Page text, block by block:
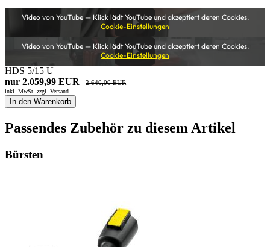
Video von YouTube — Klick lädt YouTube und akzeptiert deren Cookies.
Cookie-Einstellungen
Video von YouTube — Klick lädt YouTube und akzeptiert deren Cookies.
Cookie-Einstellungen
HDS 5/15 U
nur 2.059,99 EUR
2.640,00 EUR
inkl. MwSt. zzgl. Versand
In den Warenkorb
Passendes Zubehör zu diesem Artikel
Bürsten